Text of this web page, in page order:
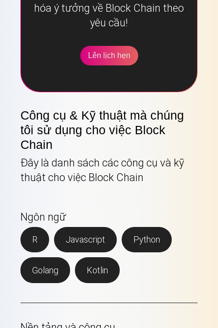
hóa ý tưởng về Block Chain theo
yêu cầu!
Lên lịch hẹn
Công cụ & Kỹ thuật mà chúng
tôi sử dụng cho việc Block
Chain
Đây là danh sách các công cụ và kỹ
thuật cho việc Block Chain
Ngôn ngữ
R Javascript Python
Golang Kotlin